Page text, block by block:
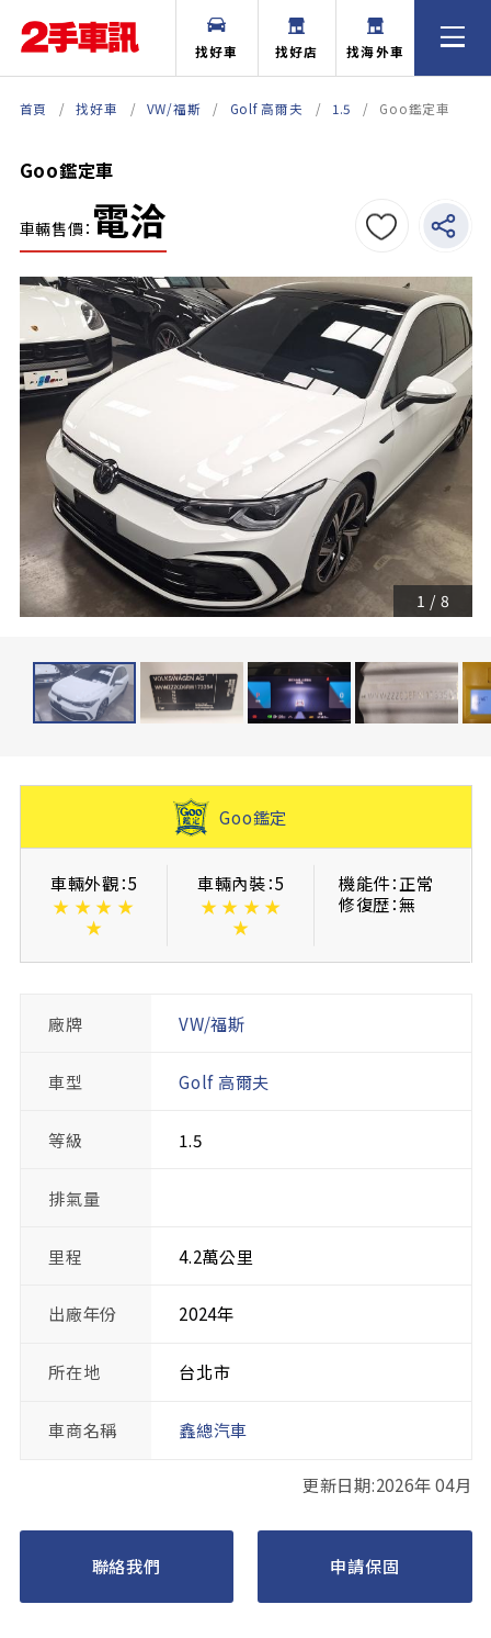
找好車 找好店 找海外車
首頁 找好車 VW/福斯 Golf 高爾夫 1.5 Goo鑑定車
Goo鑑定車
車輛售價： 電洽
1 / 8
Goo鑑定
車輛外觀：5
★ ★ ★ ★
★
車輛內裝：5
★ ★ ★ ★
★
機能件：正常
修復歴：無
廠牌 VW/福斯
車型 Golf 高爾夫
等級 1.5
排氣量
里程 4.2萬公里
出廠年份 2024年
所在地 台北市
車商名稱 鑫總汽車
更新日期:2026年 04月
聯絡我們 申請保固